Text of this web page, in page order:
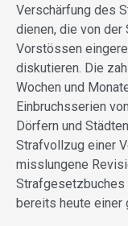
Verschärfung des
dienen, die von der
Vorstössen
diskutieren. Die
Wochen und
Einbruchsserien
Dörfern und
Strafvollzug einer
misslungene
Strafgesetzbuches
bereits heute einer